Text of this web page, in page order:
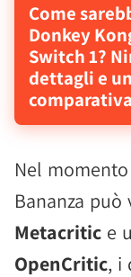
Come
Donkey
Switch 1?
dettagli e
comparativa
Nel
Bananza
Metacritic e
OpenCritic, i